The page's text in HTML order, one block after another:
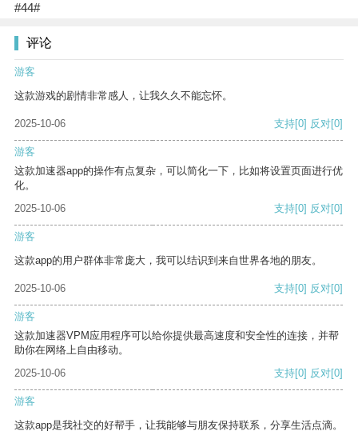
#44#
评论
游客
这款游戏的剧情非常感人，让我久久不能忘怀。
2025-10-06 支持[0] 反对[0]
游客
这款加速器app的操作有点复杂，可以简化一下，比如将设置页面进行优
化。
2025-10-06
支持[0] 反对[0]
游客
这款app的用户群体非常庞大，我可以结识到来自世界各地的朋友。
2025-10-06 支持[0] 反对[0]
游客
这款加速器VPM应用程序可以给你提供最高速度和安全性的连接，并帮
助你在网络上自由移动。
2025-10-06
支持[0] 反对[0]
游客
这款app是我社交的好帮手，让我能够与朋友保持联系，分享生活点滴。